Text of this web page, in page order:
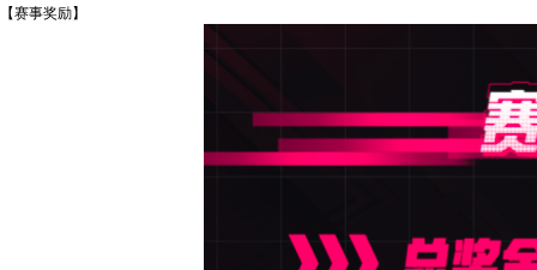
【赛事奖励】